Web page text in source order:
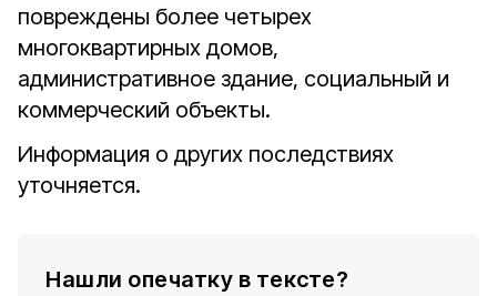
повреждены более четырех
многоквартирных домов,
административное здание, социальный и
коммерческий объекты.
Информация о других последствиях
уточняется.
Нашли опечатку в тексте?